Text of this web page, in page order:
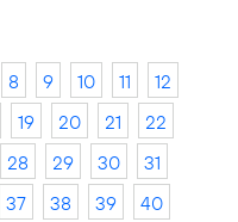
8 9 10 11
12
19 20 21
22
28 29 30
31
37 38 39
40